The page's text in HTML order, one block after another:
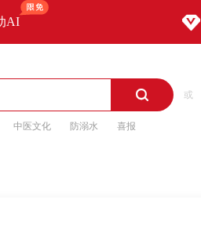
AI 
 或
中医文化 防溺水 喜报